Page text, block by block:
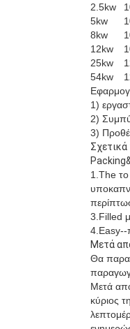
2.5kw
5kw
8kw
12kw
25kw
54kw
1)
2)
3)
Σχετικά
1.The
3.Filled
4.Easy--
Μετά
Θα
Μετά
κύριος